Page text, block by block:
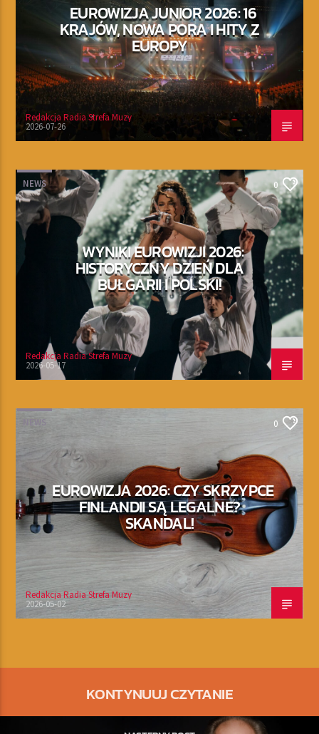
EUROWIZJA JUNIOR 2026: 16
KRAJÓW, NOWA PORA I HITY Z
EUROPY
Redakcja Radia Strefa Muzy
2026-07-26
NEWS 0
WYNIKI EUROWIZJI 2026:
HISTORYCZNY DZIEŃ DLA
BUŁGARII I POLSKI!
Redakcja Radia Strefa Muzy
2026-05-17
NEWS 0
EUROWIZJA 2026: CZY SKRZYPCE
FINLANDII SĄ LEGALNE?
SKANDAL!
Redakcja Radia Strefa Muzy
2026-05-02
KONTYNUUJ CZYTANIE